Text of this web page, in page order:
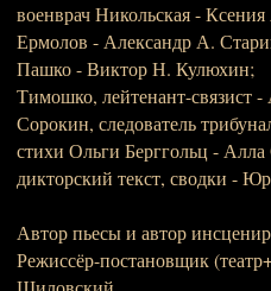
военврач Никольская -
Ермолов - Александр А.
Пашко - Виктор Н. Кулюхин;
Тимошко, лейтенант-связист
Сорокин, следователь
стихи Ольги Берггольц -
дикторский текст, сводки -
Автор пьесы и автор
Режиссёр-постановщик